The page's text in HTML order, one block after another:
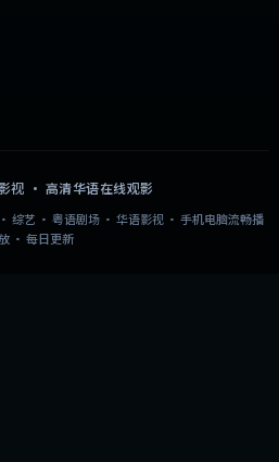
视 · 高清华语在线观影
综艺 · 粤语剧场 · 华语影视 · 手机电脑流畅播
· 每日更新